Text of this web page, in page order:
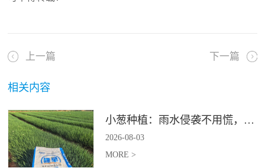
上一篇 下一篇
相关内容
小葱种植：雨水侵袭不用慌，四招稳住小葱产量
2026-08-03
MORE >